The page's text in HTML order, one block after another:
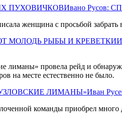
Ивано Русов:
женщина с просьбой забрать
провела рейд и
на месте естественно не было.
Иван
команды приобрел